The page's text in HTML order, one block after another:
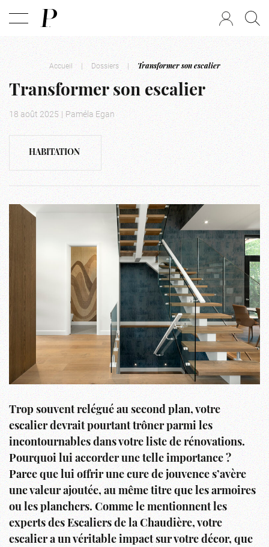
Accueil | Dossiers | Transformer son escalier
Transformer son escalier
18 août 2025 | Paméla Egan
HABITATION
Trop souvent relégué au second plan, votre
escalier devrait pourtant trôner parmi les
incontournables dans votre liste de rénovations.
Pourquoi lui accorder une telle importance ?
Parce que lui offrir une cure de jouvence s’avère
une valeur ajoutée, au même titre que les armoires
ou les planchers. Comme le mentionnent les
experts des Escaliers de la Chaudière, votre
escalier a un véritable impact sur votre décor, que